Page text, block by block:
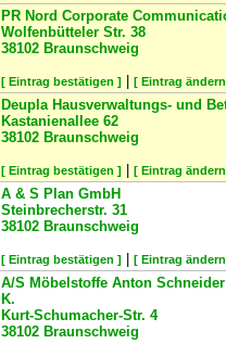
PR Nord Corporate
Wolfenbütteler Str. 38
38102 Braunschweig
[ Eintrag bestätigen ] [ Eintrag
Deupla Hausverwaltungs- und
Kastanienallee 62
38102 Braunschweig
[ Eintrag bestätigen ] [ Eintrag
A & S Plan GmbH
Steinbrecherstr. 31
38102 Braunschweig
[ Eintrag bestätigen ] [ Eintrag
A/S Möbelstoffe Anton
K.
Kurt-Schumacher-Str. 4
38102 Braunschweig